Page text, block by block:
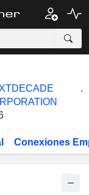
.
Conexiones